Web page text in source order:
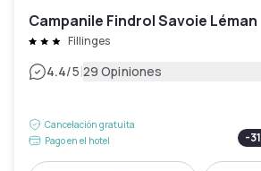
Campanile Findrol Savoie Léman
Fillinges
4.4/5|29 Opiniones
Cancelación gratuita
Pago en el hotel
-31